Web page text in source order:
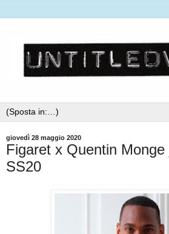
giovedì 28 maggio 2020
Figaret x Quentin
SS20